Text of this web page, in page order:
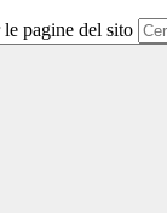
pagine del sito